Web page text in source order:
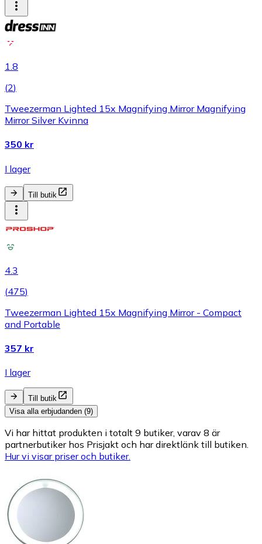
1.8
(2)
Tweezerman Lighted 15x Magnifying Mirror Magnifying
Mirror Silver Kvinna
350 kr
I lager
Till butik
4.3
(475)
Tweezerman Lighted 15x Magnifying Mirror - Compact
and Portable
357 kr
I lager
Till butik
Visa alla erbjudanden (9)
Vi har hittat produkten i totalt 9 butiker, varav 8 är
partnerbutiker hos Prisjakt och har direktlänk till butiken.
Hur vi visar priser och butiker.